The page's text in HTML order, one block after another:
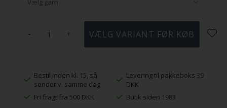
- +
Bestil inden kl. 15, så
sender vi samme dag
Levering til pakkeboks 39
DKK
Fri fragt fra 500 DKK
Butik siden 1983